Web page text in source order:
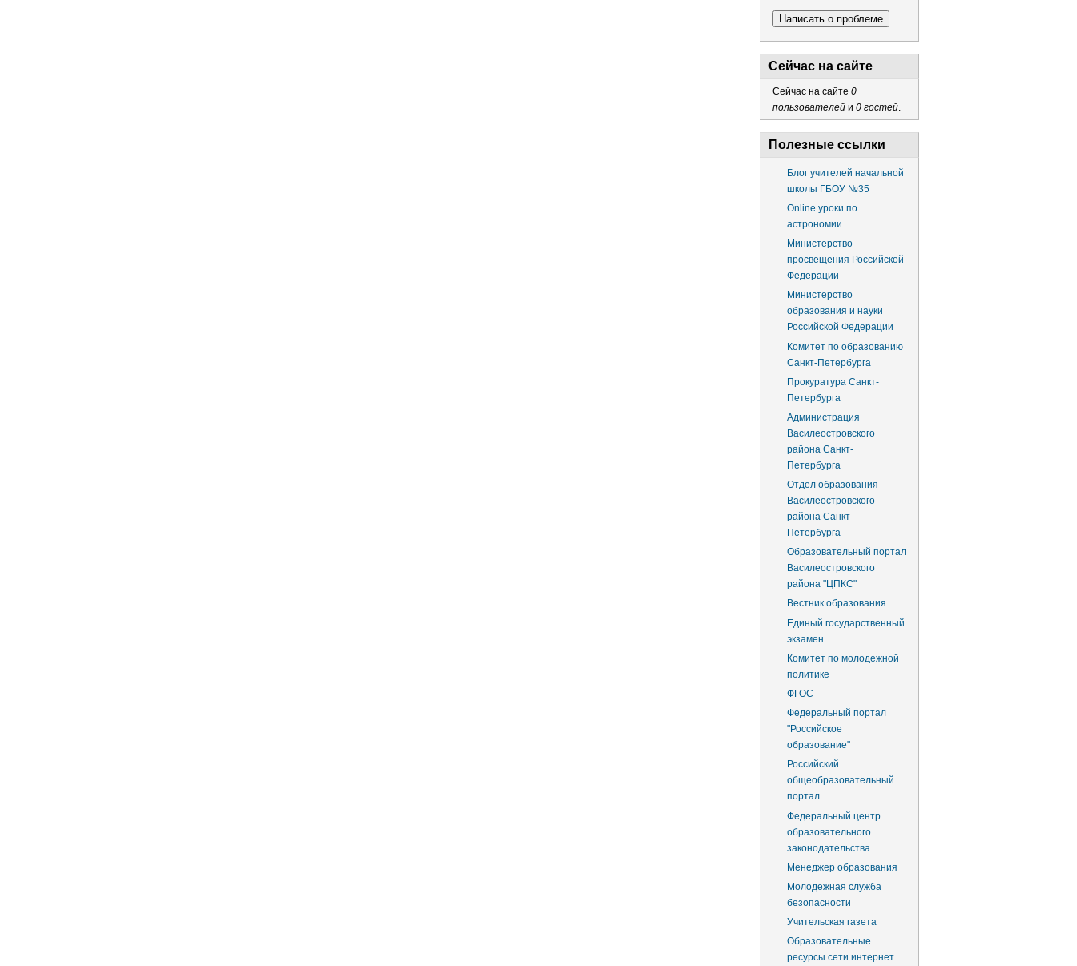
Написать о проблеме
Сейчас на сайте
Сейчас на сайте 0
пользователейи 0 гостей.
Полезные ссылки
Блог учителей начальной
школы ГБОУ №35
Online уроки по
астрономии
Министерство
просвещения Российской
Федерации
Министерство
образования и науки
Российской Федерации
Комитет по образованию
Санкт-Петербурга
Прокуратура Санкт-
Петербурга
Администрация
Василеостровского
района Санкт-
Петербурга
Отдел образования
Василеостровского
района Санкт-
Петербурга
Образовательный портал
Василеостровского
района "ЦПКС"
Вестник образования
Единый государственный
экзамен
Комитет по молодежной
политике
ФГОС
Федеральный портал
"Российское
образование"
Российский
общеобразовательный
портал
Федеральный центр
образовательного
законодательства
Менеджер образования
Молодежная служба
безопасности
Учительская газета
Образовательные
ресурсы сети интернет